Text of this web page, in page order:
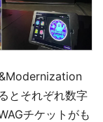
とそれぞれ数字
チケットがも